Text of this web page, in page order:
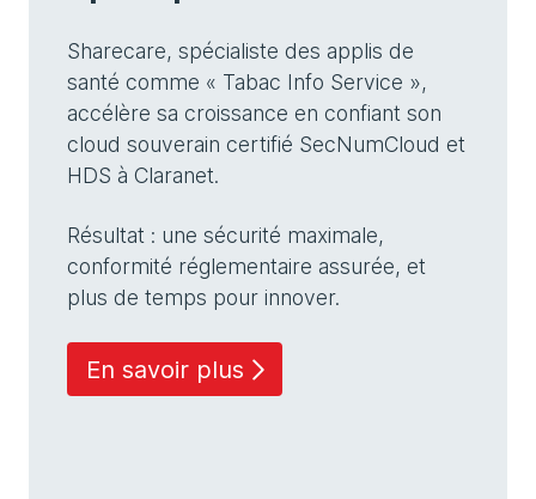
Sharecare, spécialiste des applis de
santé comme « Tabac Info Service »,
accélère sa croissance en confiant son
cloud souverain certifié SecNumCloud et
HDS à Claranet.
Résultat : une sécurité maximale,
conformité réglementaire assurée, et
plus de temps pour innover.
En savoir plus